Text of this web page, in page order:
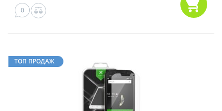
0
ТОП ПРОДАЖ